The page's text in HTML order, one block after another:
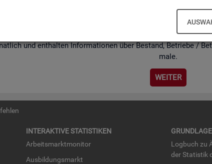
(hoch­ge­rech­net) -
ren für Ar­beit und Krei­se
und ent­hal­ten In­for­ma­tio­nen über Be­stand, Be­trie­be /
ma­le.
WEI­TER
IN­TER­AK­TI­VE STA­TIS­TI­KEN
Ar­beits­markt­mo­ni­tor
Aus­bil­dungs­markt
Log­buch zu
der Sta­tis­tik